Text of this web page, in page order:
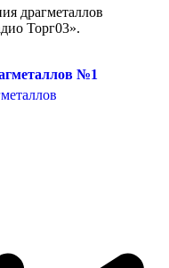
драгметаллов
Торг03».
№1